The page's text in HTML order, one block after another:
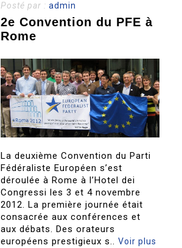
Posté par :admin
2e Convention du PFE à
Rome
La deuxième Convention du Parti
Fédéraliste Européen s’est
déroulée à Rome à l’Hotel dei
Congressi les 3 et 4 novembre
2012. La première journée était
consacrée aux conférences et
aux débats. Des orateurs
européens prestigieux s..Voir plus